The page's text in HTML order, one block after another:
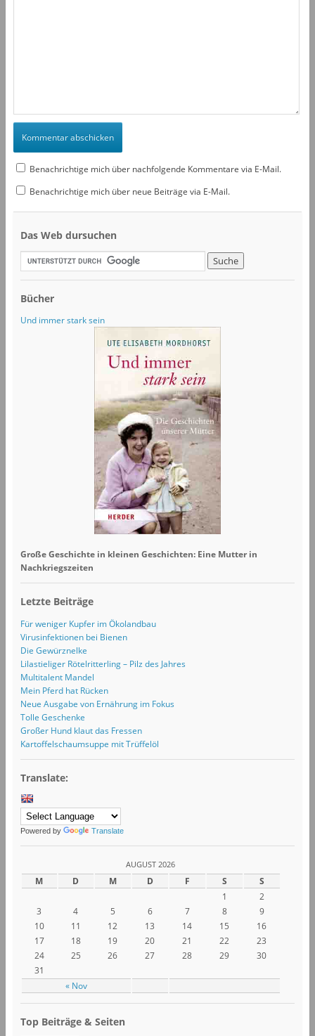
Benachrichtige mich über nachfolgende Kommentare via E-Mail.
Benachrichtige mich über neue Beiträge via E-Mail.
Das Web dursuchen
Bücher
Und immer stark sein
Große Geschichte in kleinen Geschichten: Eine Mutter in
Nachkriegszeiten
Letzte Beiträge
Für weniger Kupfer im Ökolandbau
Virusinfektionen bei Bienen
Die Gewürznelke
Lilastieliger Rötelritterling – Pilz des Jahres
Multitalent Mandel
Mein Pferd hat Rücken
Neue Ausgabe von Ernährung im Fokus
Tolle Geschenke
Großer Hund klaut das Fressen
Kartoffelschaumsuppe mit Trüffelöl
Translate:
Powered by Translate
AUGUST 2026
M D M D F S S
« Nov
1
2
3
4 5 6 7 8
9
10
11 12 13 14 15
16
17
18 19 20 21 22
23
24
25 26 27 28 29
30
31
Top Beiträge & Seiten